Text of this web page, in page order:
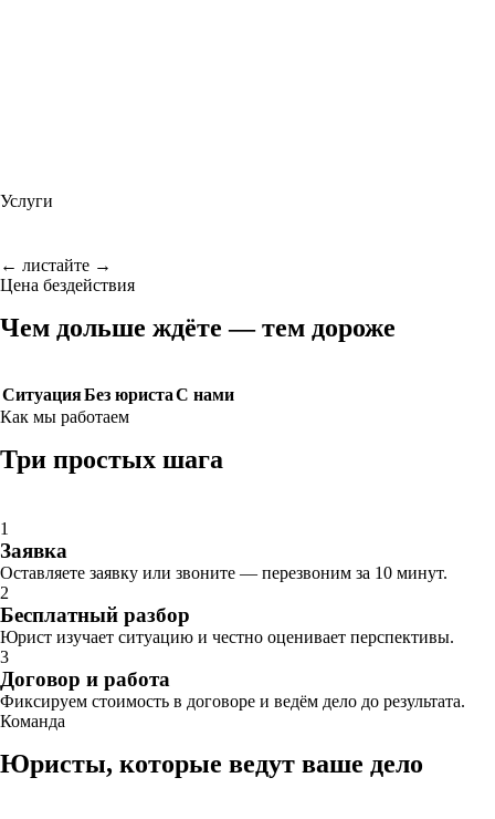
Услуги
← листайте →
Цена бездействия
Чем дольше ждёте — тем дороже
СитуацияБез юристаС нами
Как мы работаем
Три простых шага
1
Заявка
Оставляете заявку или звоните — перезвоним за 10 минут.
2
Бесплатный разбор
Юрист изучает ситуацию и честно оценивает перспективы.
3
Договор и работа
Фиксируем стоимость в договоре и ведём дело до результата.
Команда
Юристы, которые ведут ваше дело